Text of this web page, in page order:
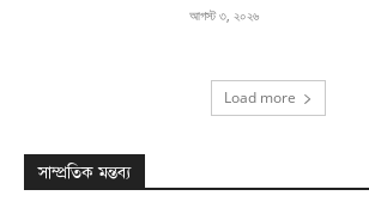
আগস্ট ৩, ২০২৬
Load more
সাম্প্রতিক মন্তব্য